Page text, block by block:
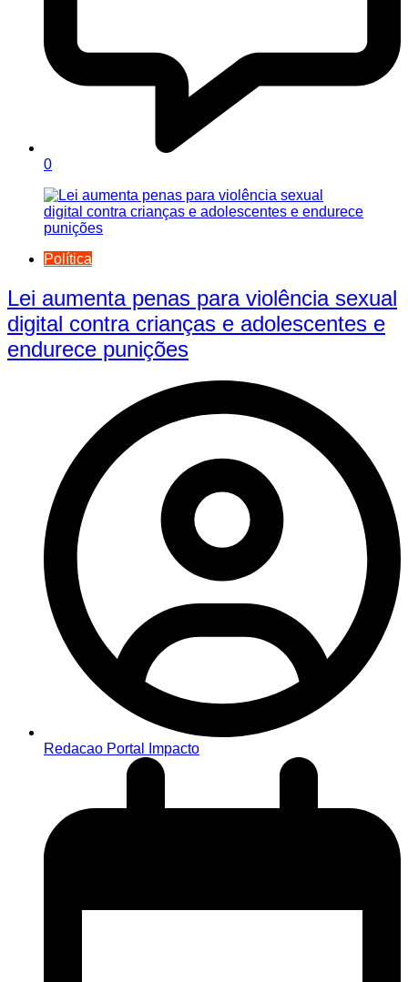
0
Política
Lei aumenta penas para violência sexual
digital contra crianças e adolescentes e
endurece punições
Redacao Portal Impacto